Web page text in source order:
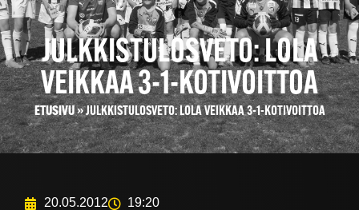
JULKKISTULOSVETO: LOLA
VEIKKAA 3-1-KOTIVOITTOA
ETUSIVU»JULKKISTULOSVETO: LOLA VEIKKAA 3-1-KOTIVOITTOA
20.05.2012 19:20